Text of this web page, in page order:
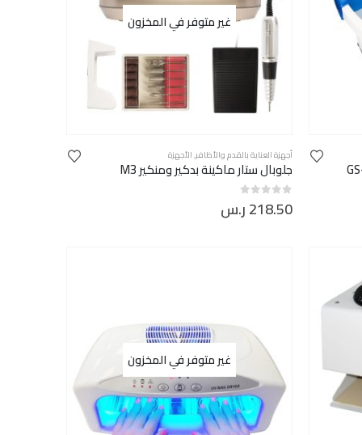
غير متوفر في المخزون
أجهزة العناية بالقدم والأظافر,الأجهزة
جلوبال ستار ماكينة بدكير ومنكير M3
218.50ر.س
غير متوفر في المخزون